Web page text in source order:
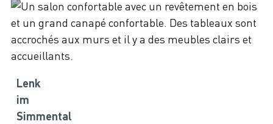
Lenk
im
Simmental